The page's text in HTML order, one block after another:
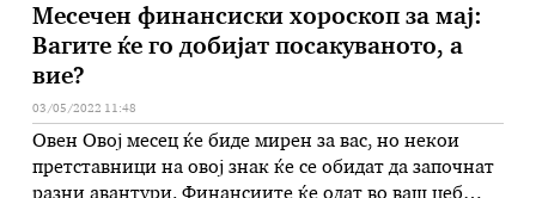
Месечен финансиски хороскоп за мај:
Вагите ќе го добијат посакуваното, а
вие?
03/05/2022 11:48
Овен Овој месец ќе биде мирен за вас, но некои
претставници на овој знак ќе се обидат да започнат